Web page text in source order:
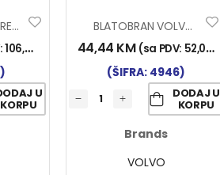
BRANIK ATEGO SREDNJI DIO ŠIROKI
106,00
U
KORPU
BLATOBRAN VOLVO FH3 NAZ. PRED. DIO L+D
44,44 KM (sa PDV: 52,00
(ŠIFRA: 4946)
DODAJ U
KORPU
Brands
VOLVO